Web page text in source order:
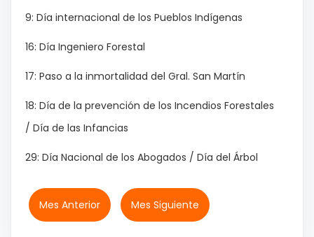
9: Día internacional de los Pueblos Indígenas
16: Día Ingeniero Forestal
17: Paso a la inmortalidad del Gral. San Martín
18: Día de la prevención de los Incendios Forestales
/ Día de las Infancias
29: Día Nacional de los Abogados / Día del Árbol
Mes Anterior Mes Siguiente